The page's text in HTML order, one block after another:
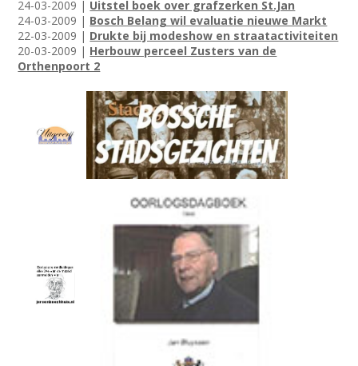
24-03-2009 | Uitstel boek over grafzerken St.Jan
24-03-2009 | Bosch Belang wil evaluatie nieuwe Markt
22-03-2009 | Drukte bij modeshow en straatactiviteiten
20-03-2009 | Herbouw perceel Zusters van de
Orthenpoort 2